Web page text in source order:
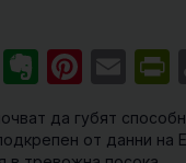
Mastodon
Evernote
да губят
от данни на